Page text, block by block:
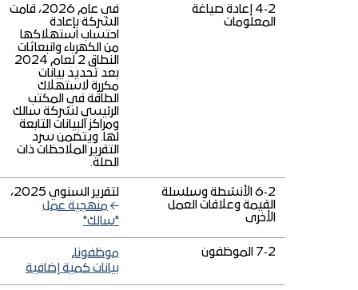
2‑4 إعادة صياغة
المعلومات
في عام 2026، قامت
الشركة بإعادة
احتساب استهلاكها
من الكهرباء وانبعاثات
النطاق 2 لعام 2024
بعد تحديد بيانات
مكررة لاستهلاك
الطاقة في المكتب
الرئيسي لشركة سالك
ومراكز البيانات التابعة
لها. ويتضمن سرد
التقرير الملاحظات ذات
الصلة.
2‑6 الأنشطة وسلسلة
القيمة وعلاقات العمل
الأخرى
لتقرير السنوي 2025،
منهجية عمل
"سالك"
2‑7 الموظفون
موظفونا,
بيانات كمية إضافية